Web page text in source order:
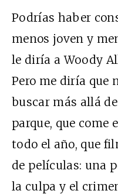
Podrías haber
menos joven y
le diría a Woody
Pero me diría que
buscar más allá
parque, que come
todo el año, que
de películas: una
la culpa y el